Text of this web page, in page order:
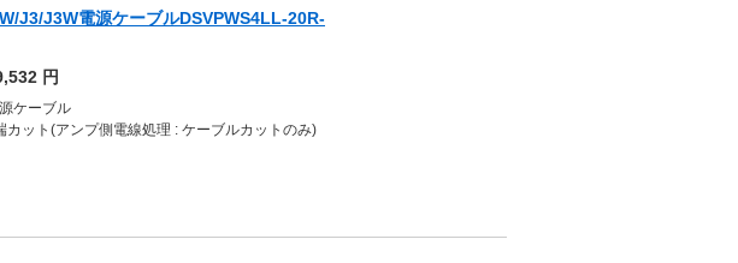
J3/J3W電源ケーブルDSVPWS4LL-20R-
円
ケーブル
ット(アンプ側電線処理 : ケーブルカットのみ)